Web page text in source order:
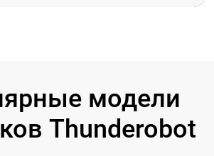
модели
Thunderobot